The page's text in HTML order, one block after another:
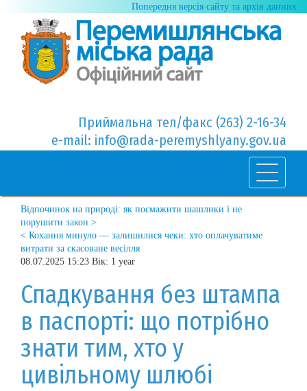
Попередня версія сайту та архів данних
Приймальна тел/факс (263) 2-16-34
e-mail: info@rada-peremyshlyany.gov.ua
Відпочинок на природі: як посмажити шашлики і не
порушити закон >
< Кохання минуло — залишилися чеки: хто оплачуватиме
витрати за скасоване весілля
08.07.2025 15:23 Вік: 1 year
Спадкування без штампа
в паспорті: що потрібно
знати тим, хто у
цивільному шлюбі